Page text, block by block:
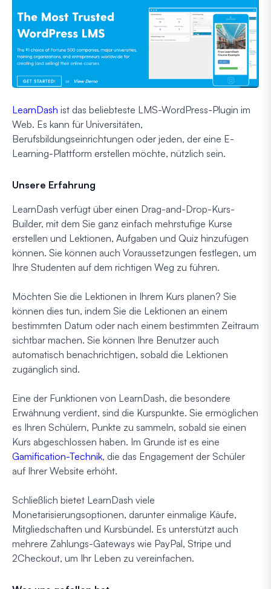
LearnDash ist das beliebteste LMS-WordPress-Plugin im
Web. Es kann für Universitäten,
Berufsbildungseinrichtungen oder jeden, der eine E-
Learning-Plattform erstellen möchte, nützlich sein.
Unsere Erfahrung
LearnDash verfügt über einen Drag-and-Drop-Kurs-
Builder, mit dem Sie ganz einfach mehrstufige Kurse
erstellen und Lektionen, Aufgaben und Quiz hinzufügen
können. Sie können auch Voraussetzungen festlegen, um
Ihre Studenten auf dem richtigen Weg zu führen.
Möchten Sie die Lektionen in Ihrem Kurs planen? Sie
können dies tun, indem Sie die Lektionen an einem
bestimmten Datum oder nach einem bestimmten Zeitraum
sichtbar machen. Sie können Ihre Benutzer auch
automatisch benachrichtigen, sobald die Lektionen
zugänglich sind.
Eine der Funktionen von LearnDash, die besondere
Erwähnung verdient, sind die Kurspunkte. Sie ermöglichen
es Ihren Schülern, Punkte zu sammeln, sobald sie einen
Kurs abgeschlossen haben. Im Grunde ist es eine
Gamification-Technik, die das Engagement der Schüler
auf Ihrer Website erhöht.
Schließlich bietet LearnDash viele
Monetarisierungsoptionen, darunter einmalige Käufe,
Mitgliedschaften und Kursbündel. Es unterstützt auch
mehrere Zahlungs-Gateways wie PayPal, Stripe und
2Checkout, um Ihr Leben zu vereinfachen.